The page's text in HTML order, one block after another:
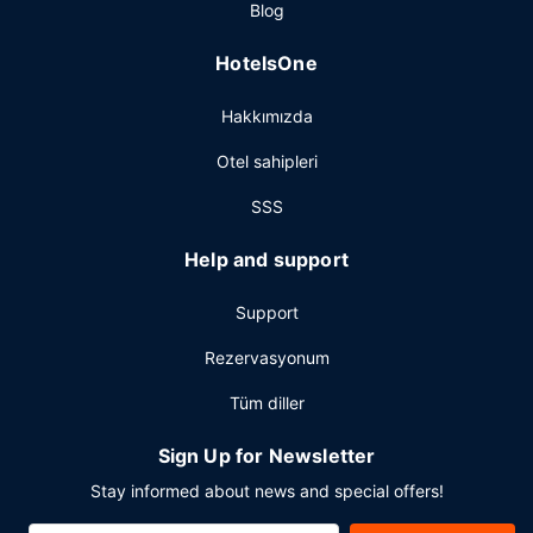
Blog
HotelsOne
Hakkımızda
Otel sahipleri
SSS
Help and support
Support
Rezervasyonum
Tüm diller
Sign Up for Newsletter
Stay informed about news and special offers!